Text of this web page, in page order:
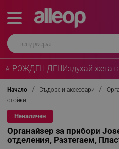
⭐ РОЖДЕН ДЕНИздухай
Начало Съдове и аксесоари
стойки
Неналичен
Органайзер за прибори
отделения, Разтегаем,